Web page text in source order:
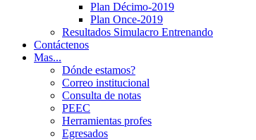
Plan Décimo-2019
Plan Once-2019
Resultados Simulacro Entrenando
Contáctenos
Mas...
Dónde estamos?
Correo institucional
Consulta de notas
PEEC
Herramientas profes
Egresados